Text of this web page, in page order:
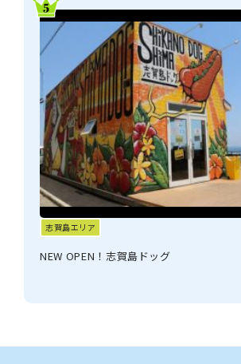
志賀島エリア
NEW OPEN！志賀島ドッグ